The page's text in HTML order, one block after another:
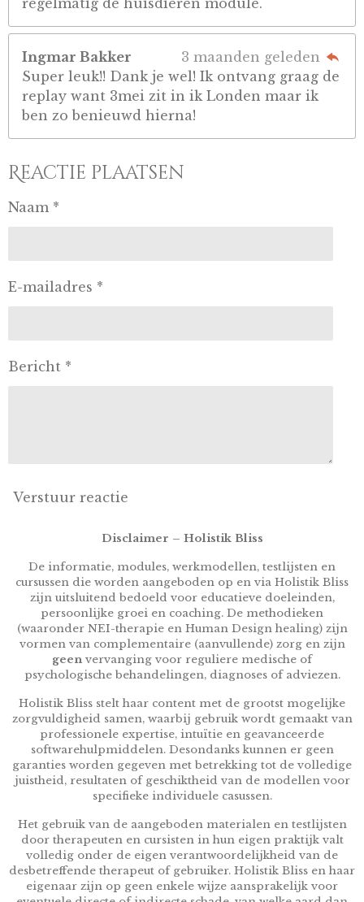
regelmatig de huisdieren module.
Ingmar Bakker
3 maanden geleden
Super leuk!! Dank je wel! Ik ontvang graag de
replay want 3mei zit in ik Londen maar ik
ben zo benieuwd hierna!
Reactie plaatsen
Naam *
E-mailadres *
Bericht *
Verstuur reactie
Disclaimer – Holistik Bliss
De informatie, modules, werkmodellen, testlijsten en
cursussen die worden aangeboden op en via Holistik Bliss
zijn uitsluitend bedoeld voor educatieve doeleinden,
persoonlijke groei en coaching. De methodieken
(waaronder NEI-therapie en Human Design healing) zijn
vormen van complementaire (aanvullende) zorg en zijn
geen vervanging voor reguliere medische of
psychologische behandelingen, diagnoses of adviezen.
Holistik Bliss stelt haar content met de grootst mogelijke
zorgvuldigheid samen, waarbij gebruik wordt gemaakt van
professionele expertise, intuïtie en geavanceerde
softwarehulpmiddelen. Desondanks kunnen er geen
garanties worden gegeven met betrekking tot de volledige
juistheid, resultaten of geschiktheid van de modellen voor
specifieke individuele casussen.
Het gebruik van de aangeboden materialen en testlijsten
door therapeuten en cursisten in hun eigen praktijk valt
volledig onder de eigen verantwoordelijkheid van de
desbetreffende therapeut of gebruiker. Holistik Bliss en haar
eigenaar zijn op geen enkele wijze aansprakelijk voor